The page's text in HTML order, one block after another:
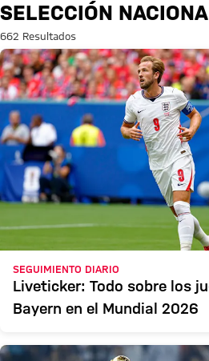
Búsqueda:
SELECCIÓN
662 Resultados
SEGUIMIENTO DIARIO
Liveticker: Todo sobre los
Bayern en el Mundial 2026